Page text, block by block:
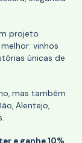
projeto
vinhos
únicas de
mas também
Alentejo,
e ganhe 10%